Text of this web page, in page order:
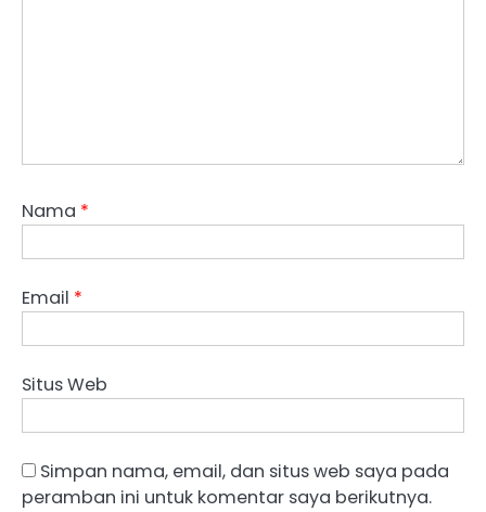
Nama *
Email *
Situs Web
Simpan nama, email, dan situs web saya pada
peramban ini untuk komentar saya berikutnya.